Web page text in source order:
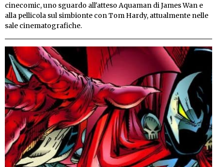
cinecomic, uno sguardo all'atteso Aquaman di James Wan e
alla pellicola sul simbionte con Tom Hardy, attualmente nelle
sale cinematografiche.